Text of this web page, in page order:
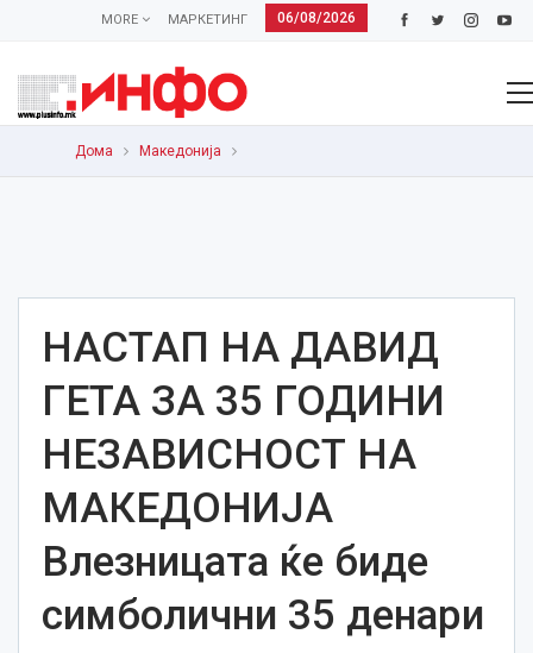
06/08/2026
МАРКЕТИНГ
MORE
Дома Македонија
НАСТАП НА ДАВИД
ГЕТА ЗА 35 ГОДИНИ
НЕЗАВИСНОСТ НА
МАКЕДОНИЈА
Влезницата ќе биде
симболични 35 денари